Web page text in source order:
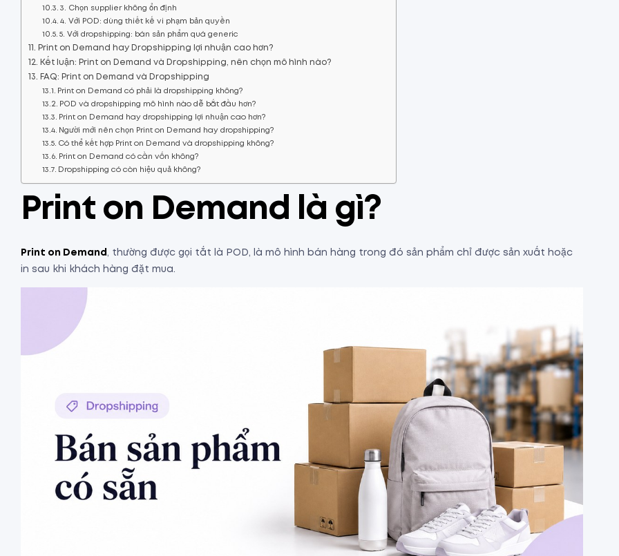
3. Chọn supplier không ổn định
4. Với POD: dùng thiết kế vi phạm bản quyền
5. Với dropshipping: bán sản phẩm quá generic
Print on Demand hay Dropshipping lợi nhuận cao hơn?
Kết luận: Print on Demand và Dropshipping, nên chọn mô hình nào?
FAQ: Print on Demand và Dropshipping
Print on Demand có phải là dropshipping không?
POD và dropshipping mô hình nào dễ bắt đầu hơn?
Print on Demand hay dropshipping lợi nhuận cao hơn?
Người mới nên chọn Print on Demand hay dropshipping?
Có thể kết hợp Print on Demand và dropshipping không?
Print on Demand có cần vốn không?
Dropshipping có còn hiệu quả không?
Print on Demand là gì?
Print on Demand , thường được gọi tắt là POD, là mô hình bán hàng trong đó sản phẩm chỉ được sản xuất hoặc
in sau khi khách hàng đặt mua.